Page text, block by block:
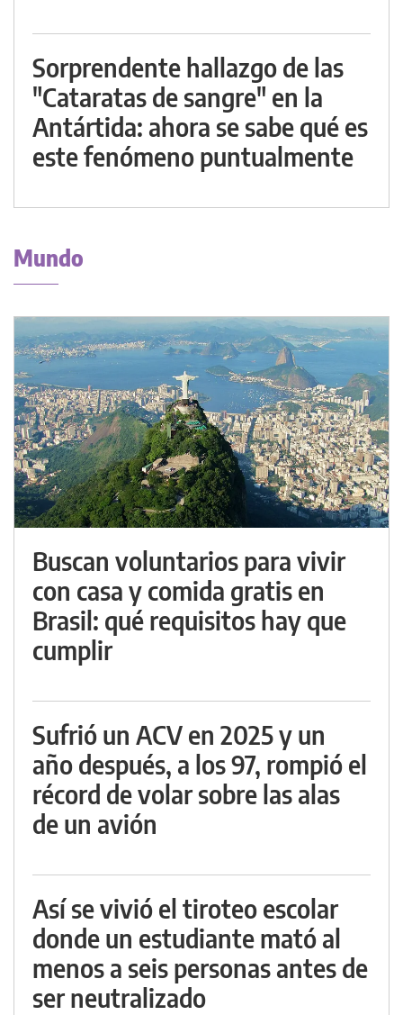
Sorprendente hallazgo de las
"Cataratas de sangre" en la
Antártida: ahora se sabe qué es
este fenómeno puntualmente
Mundo
Buscan voluntarios para vivir
con casa y comida gratis en
Brasil: qué requisitos hay que
cumplir
Sufrió un ACV en 2025 y un
año después, a los 97, rompió el
récord de volar sobre las alas
de un avión
Así se vivió el tiroteo escolar
donde un estudiante mató al
menos a seis personas antes de
ser neutralizado